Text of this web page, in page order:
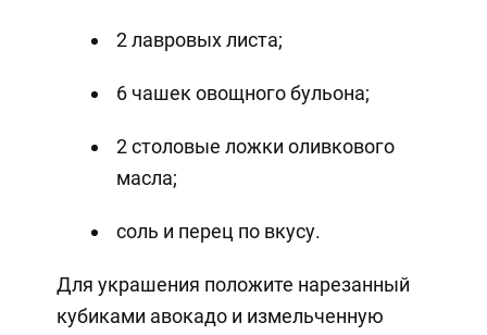
2 лавровых листа;
6 чашек овощного бульона;
2 столовые ложки оливкового
масла;
соль и перец по вкусу.
Для украшения положите нарезанный
кубиками авокадо и измельченную